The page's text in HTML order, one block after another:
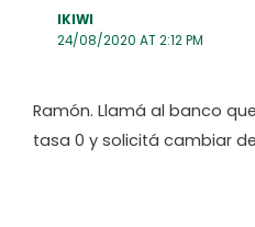
IKIWI
24/08/2020 AT 2:12 PM
Ramón. Llamá al banco
tasa 0 y solicitá cambiar